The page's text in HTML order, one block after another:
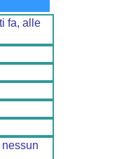
fa, alle